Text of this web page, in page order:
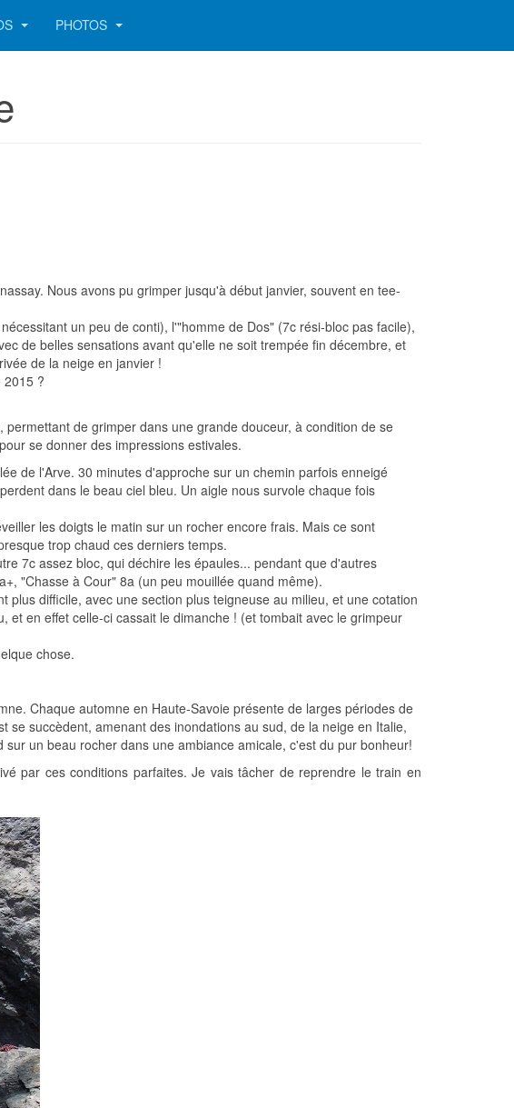
PHOTOS
Nous avons pu grimper jusqu'à début janvier, souvent en tee-
un peu de conti), l'"homme de Dos" (7c rési-bloc pas facile),
de belles sensations avant qu'elle ne soit trempée fin décembre, et
de la neige en janvier !
2015 ?
de grimper dans une grande douceur, à condition de se
se donner des impressions estivales.
de l'Arve. 30 minutes d'approche sur un chemin parfois enneigé
dans le beau ciel bleu. Un aigle nous survole chaque fois
les doigts le matin sur un rocher encore frais. Mais ce sont
trop chaud ces derniers temps.
7c assez bloc, qui déchire les épaules... pendant que d'autres
"Chasse à Cour" 8a (un peu mouillée quand même).
difficile, avec une section plus teigneuse au milieu, et une cotation
en effet celle-ci cassait le dimanche ! (et tombait avec le grimpeur
chose.
Chaque automne en Haute-Savoie présente de larges périodes de
succèdent, amenant des inondations au sud, de la neige en Italie,
un beau rocher dans une ambiance amicale, c'est du pur bonheur!
par ces conditions parfaites. Je vais tâcher de reprendre le train en